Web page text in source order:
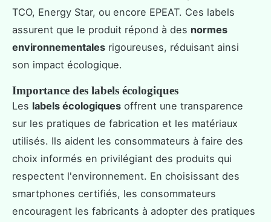
TCO, Energy Star, ou encore EPEAT. Ces labels
assurent que le produit répond à des normes
environnementales rigoureuses, réduisant ainsi
son impact écologique.
Importance des labels écologiques
Les labels écologiques offrent une transparence
sur les pratiques de fabrication et les matériaux
utilisés. Ils aident les consommateurs à faire des
choix informés en privilégiant des produits qui
respectent l'environnement. En choisissant des
smartphones certifiés, les consommateurs
encouragent les fabricants à adopter des pratiques